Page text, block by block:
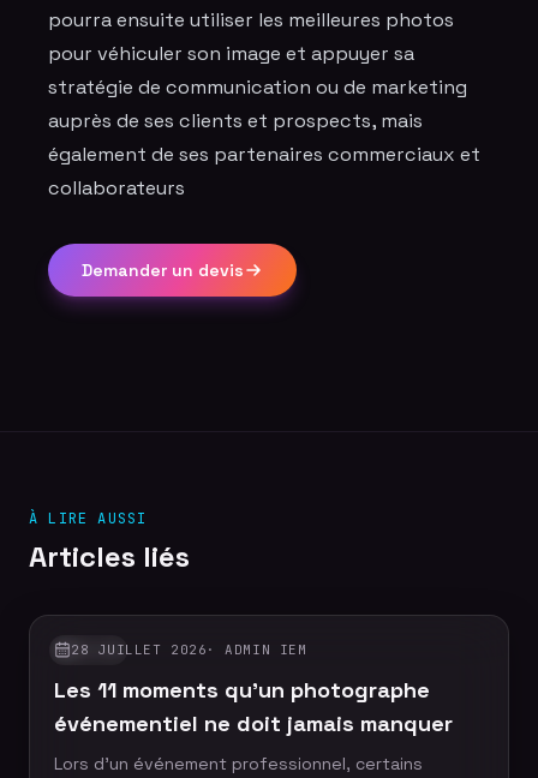
pourra ensuite utiliser les meilleures photos
pour véhiculer son image et appuyer sa
stratégie de communication ou de marketing
auprès de ses clients et prospects, mais
également de ses partenaires commerciaux et
collaborateurs
Demander un devis
À LIRE AUSSI
Articles liés
GUIDES
28 JUILLET 2026 ·ADMIN IEM
Les 11 moments qu'un photographe
événementiel ne doit jamais manquer
Lors d'un événement professionnel, certains